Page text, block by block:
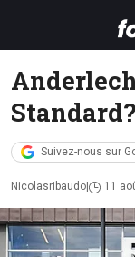
Standard?
Suivez-nous sur
Nicolasribaudo 11